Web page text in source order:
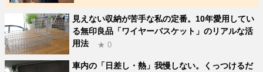
見えない収納が苦手な私の定番。10年愛用してい
る無印良品「ワイヤーバスケット」のリアルな活
用法
★ 0
車内の「日差し・熱」我慢しない。くっつけるだ